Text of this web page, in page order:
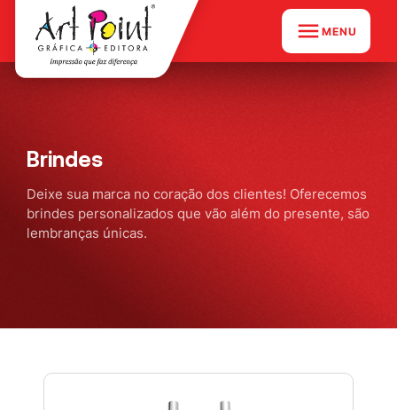
MENU
Brindes
Deixe sua marca no coração dos clientes! Oferecemos
brindes personalizados que vão além do presente, são
lembranças únicas.